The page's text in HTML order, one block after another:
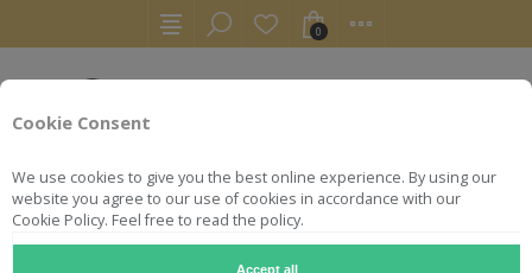
Cookie Consent
We use cookies to give you the best online experience. By using our
website you agree to our use of cookies in accordance with our
Cookie Policy. Feel free to read the policy.
Accept all
0